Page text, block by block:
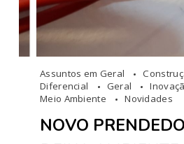
Assuntos em Geral
Diferencial
Geral
Meio Ambiente
Novidades
NOVO